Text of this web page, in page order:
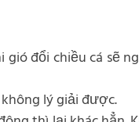
đổi chiều cá sẽ
lý giải được.